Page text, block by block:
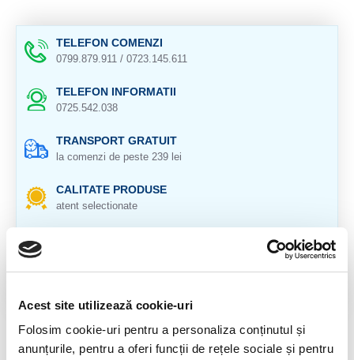
Acest site utilizează cookie-uri
Folosim cookie-uri pentru a personaliza conținutul și
anunțurile, pentru a oferi funcții de rețele sociale și pentru
TELEFON COMENZI
0799.879.911 / 0723.145.611
TELEFON INFORMATII
0725.542.038
TRANSPORT GRATUIT
la comenzi de peste 239 lei
CALITATE PRODUSE
atent selectionate
pentru toate produsele
DESCRIERE PRODUS